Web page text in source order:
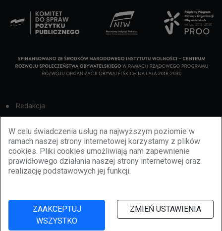
W celu świadczenia usług na najwyższym poziomie w
ramach naszej strony internetowej korzystamy z plików
cookies. Pliki cookies umożliwiają nam zapewnienie
prawidłowego działania naszej strony internetowej oraz
realizację podstawowych jej funkcji.
ZAAKCEPTUJ
WSZYSTKO
ZMIEŃ USTAWIENIA
Redakcja
Cookies
Reklama
BBiletomania